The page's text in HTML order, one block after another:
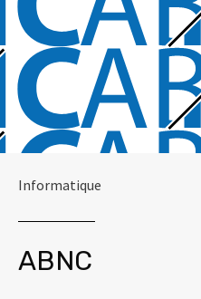
Informatique
ABNC